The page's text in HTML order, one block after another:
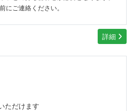
にご連絡ください。
詳細
ただけます